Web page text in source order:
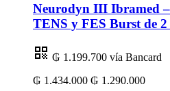
Neurodyn III Ibramed
TENS y FES Burst de 2
₲ 1.199.700 vía Bancard
₲ 1.434.000 ₲ 1.290.000